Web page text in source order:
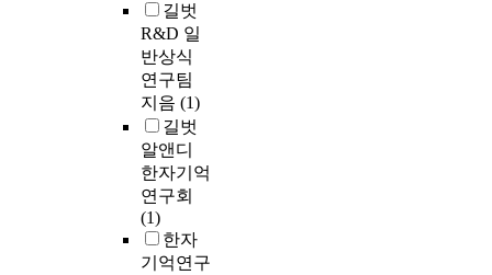
길벗
R&D 일
반상식
연구팀
지음 (1)
길벗
알앤디
한자기억
연구회
(1)
한자
기억연구